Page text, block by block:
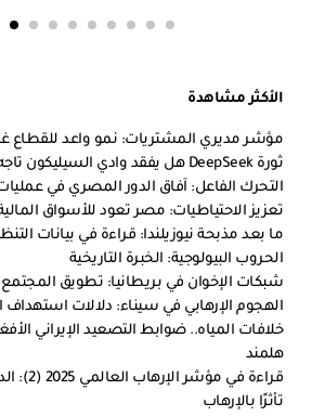
الأكثر مشاهدة
مؤشر مديري المشتريات: نمو واعد للقطاع
ثورة DeepSeek هل يفقد وادي السيليكون تاجه؟
التحرك الفاعل: آفاق الدور المصري في
تعزيز الاحتياطيات: مصر تعود للأسواق المالية
ما بعد مذبحة نيوزيلندا: قراءة في بيانات
الحروب البيولوجية: الخبرة التاريخية
شبكات الإخوان في بريطانيا: تطويق المجتمع
الهجوم الإرهابي في سيناء: دلالات استهداف
خلافات المياه.. ضوابط التصعيد الإيراني
هلمند
قراءة في مؤشر
تأثرًا بالإرهاب